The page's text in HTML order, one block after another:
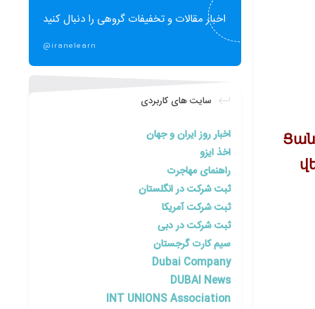
اخبار مقالات و تخفیفات گروهی را دنبال کنید
@iranelearn
سایت های کاربردی
اخبار روز ایران و جهان
اخذ ایزو
راهنمای مهاجرت
ثبت شرکت در انگلستان
ثبت شرکت آمریکا
ثبت شرکت در دبی
سیم کارت گرجستان
Dubai Company
DUBAI News
INT UNIONS Association